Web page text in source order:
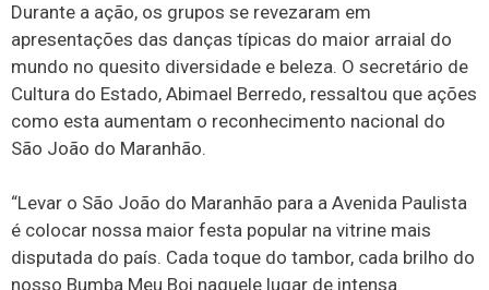
Durante a ação, os grupos se revezaram em
apresentações das danças típicas do maior arraial do
mundo no quesito diversidade e beleza. O secretário de
Cultura do Estado, Abimael Berredo, ressaltou que ações
como esta aumentam o reconhecimento nacional do
São João do Maranhão.
“Levar o São João do Maranhão para a Avenida Paulista
é colocar nossa maior festa popular na vitrine mais
disputada do país. Cada toque do tambor, cada brilho do
nosso Bumba Meu Boi naquele lugar de intensa